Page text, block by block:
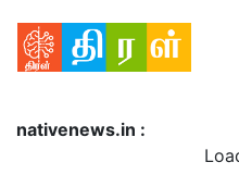
nativenews.in :